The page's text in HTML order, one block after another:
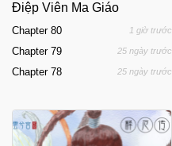
Điệp Viên Ma Giáo
Chapter 80 1 giờ trước
Chapter 79 25 ngày trước
Chapter 78 25 ngày trước